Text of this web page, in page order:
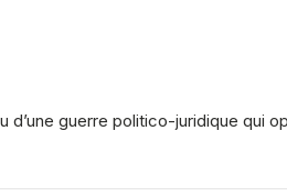
d’une guerre politico-juridique